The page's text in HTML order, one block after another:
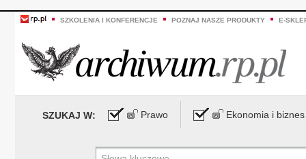
SZKOLENIA I KONFERENCJE POZNAJ NASZE PRODUKTY E-
SZUKAJ W: Prawo Ekonomia i biznes